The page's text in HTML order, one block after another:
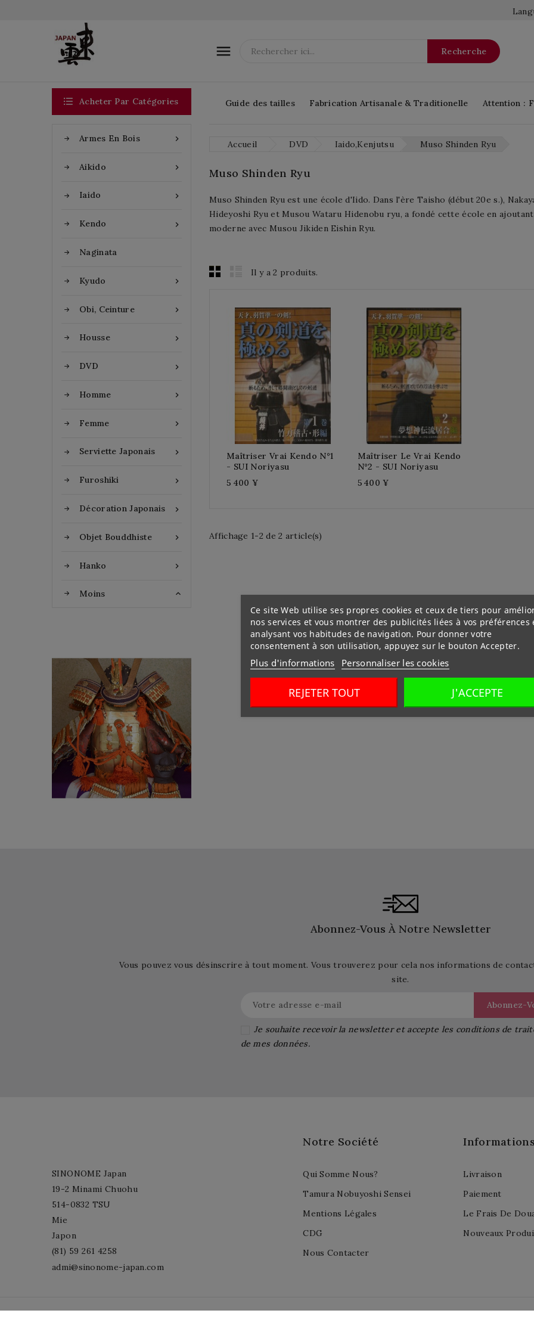
 Recherche
Guide des tailles Fabrication Artisanale & Traditionelle Attention :
 Acheter Par Catégories

Armes En Bois

Aikido

Iaido

Kendo
Naginata

Kyudo

Obi, Ceinture

Housse

DVD

Homme

Femme

Serviette Japonais

Furoshiki

Décoration Japonais

Objet Bouddhiste

Hanko
Moins 
YOROI KABUTO
Une Armure japonais de
l’époque de debout
SHOWA en 8 (en 1933) de
la maison TERAI
Accueil DVD Iaido,Kenjutsu Muso Shinden Ryu
Muso Shinden Ryu
Muso Shinden Ryu est une école d'Iido. Dans l'ère Taisho (début 20e s.),
Hideyoshi Ryu et Musou Wataru Hidenobu ryu, a fondé cette école en
moderne avec Musou Jikiden Eishin Ryu.
Il y a 2 produits.
Maîtriser Vrai Kendo N°1
- SUI Noriyasu
5 400 ¥
Maîtriser Le Vrai Kendo
N°2 - SUI Noriyasu
5 400 ¥
Affichage 1-2 de 2 article(s)
Abonnez-Vous À Notre Newsletter
Vous pouvez vous désinscrire à tout moment. Vous trouverez pour cela nos informations de
site.
Je souhaite recevoir la newsletter et accepte les conditions de
de mes données.
Informations
Livraison
Paiement
Le Frais De
Nouveaux
Notre Société
Qui Somme Nous?
Tamura Nobuyoshi Sensei
Mentions Légales
CDG
Nous Contacter
SINONOME Japan
19-2 Minami Chuohu
514-0832 TSU
Mie
Japon
(81) 59 261 4258
admi@sinonome-japan.com
Ce site Web utilise ses propres cookies et ceux de tiers pour
nos services et vous montrer des publicités liées à vos préférences
analysant vos habitudes de navigation. Pour donner votre
consentement à son utilisation, appuyez sur le bouton Accepter.
Plus d'informations Personnaliser les cookies
REJETER TOUT J'ACCEPTE